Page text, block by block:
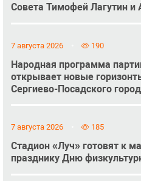
Совета Тимофей Лагутин и
7 августа 2026 190
Народная программа
открывает новые
Сергиево-Посадского
7 августа 2026 185
Стадион «Луч» готовят к
празднику Дню